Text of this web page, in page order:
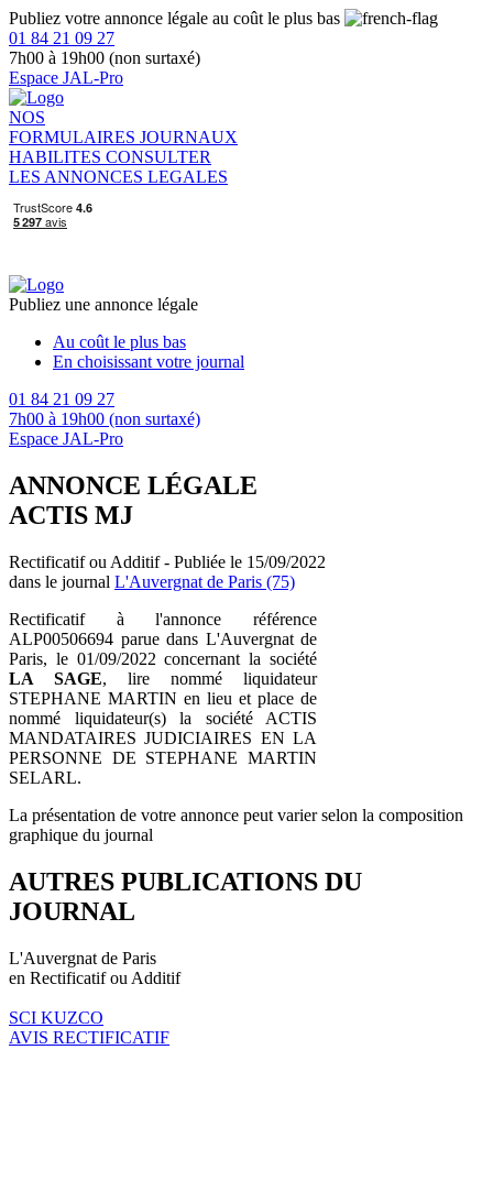
Publiez votre annonce légale au coût le plus bas
01 84 21 09 27
7h00 à 19h00 (non surtaxé)
Espace JAL-Pro
NOS
FORMULAIRES JOURNAUX
HABILITES CONSULTER
LES ANNONCES LEGALES
Publiez une annonce légale
Au coût le plus bas
En choisissant votre journal
01 84 21 09 27
7h00 à 19h00 (non surtaxé)
Espace JAL-Pro
ANNONCE LÉGALE
ACTIS MJ
Rectificatif ou Additif - Publiée le 15/09/2022
dans le journal L'Auvergnat de Paris (75)
Rectificatif à l'annonce référence
ALP00506694 parue dans L'Auvergnat de
Paris, le 01/09/2022 concernant la société
LA SAGE, lire nommé liquidateur
STEPHANE MARTIN en lieu et place de
nommé liquidateur(s) la société ACTIS
MANDATAIRES JUDICIAIRES EN LA
PERSONNE DE STEPHANE MARTIN
SELARL.
La présentation de votre annonce peut varier selon la composition
graphique du journal
AUTRES PUBLICATIONS DU
JOURNAL
L'Auvergnat de Paris
en Rectificatif ou Additif
SCI KUZCO
AVIS RECTIFICATIF